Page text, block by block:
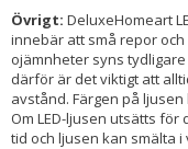
Övrigt: DeluxeHomeart
innebär att små repor
ojämnheter syns
därför är det viktigt att
avstånd. Färgen på
Om LED-ljusen utsätts
tid och ljusen kan smälta i